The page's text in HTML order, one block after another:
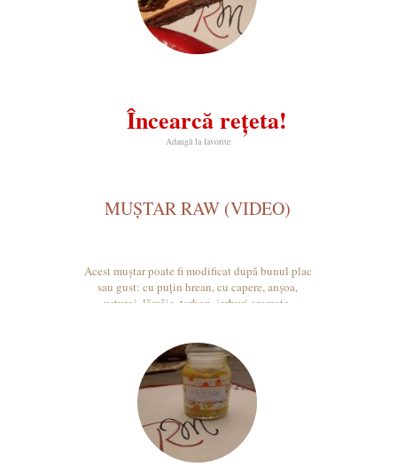
Încearcă rețeta!
Adaugă la favorite
MUȘTAR RAW (VIDEO)
Acest muștar poate fi modificat după bunul plac
sau gust: cu puțin hrean, cu capere, anșoa,
usturoi, lămâie, tarhon, ierburi aromate,